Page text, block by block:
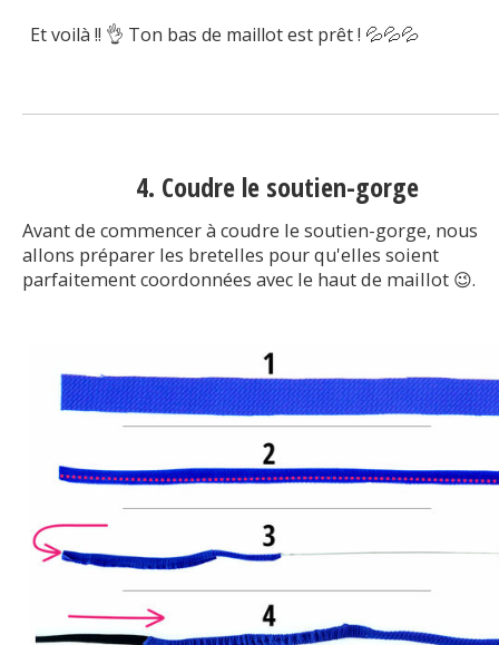
Et voilà !! 👌 Ton bas de maillot est prêt ! 💦💦💦
4. Coudre le soutien-gorge
Avant de commencer à coudre le soutien-gorge, nous
allons préparer les bretelles pour qu'elles soient
parfaitement coordonnées avec le haut de maillot 😉.